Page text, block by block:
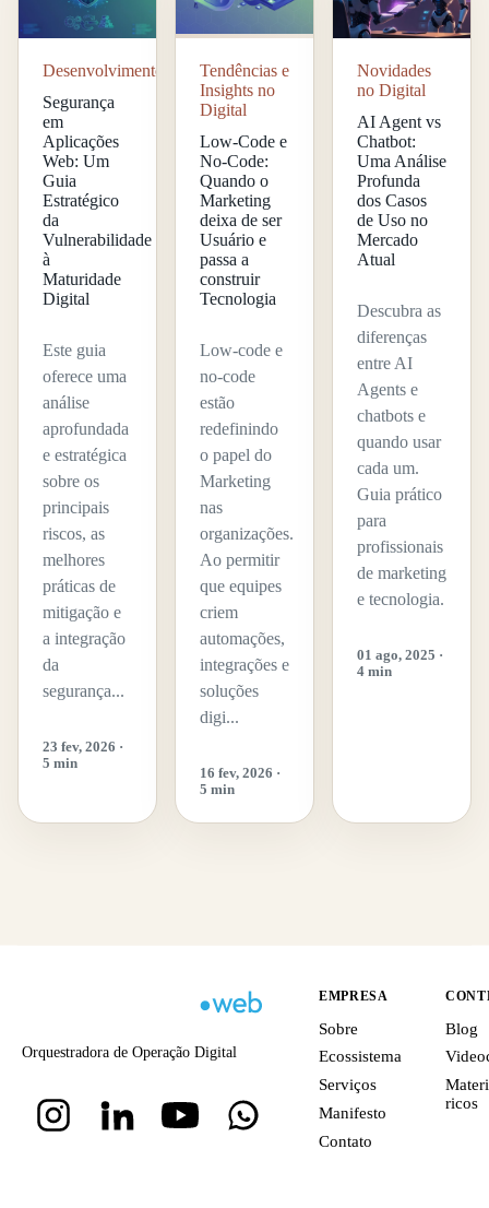
Desenvolvimento
Segurança
em
Aplicações
Web: Um
Guia
Estratégico
da
Vulnerabilidade
à
Maturidade
Digital
Este guia
oferece uma
análise
aprofundada
e estratégica
sobre os
principais
riscos, as
melhores
práticas de
mitigação e
a integração
da
segurança...
23 fev, 2026 ·
5 min
Tendências e
Insights no
Digital
Low-Code e
No-Code:
Quando o
Marketing
deixa de ser
Usuário e
passa a
construir
Tecnologia
Low-code e
no-code
estão
redefinindo
o papel do
Marketing
nas
organizações.
Ao permitir
que equipes
criem
automações,
integrações e
soluções
digi...
16 fev, 2026 ·
5 min
Novidades
no Digital
AI Agent vs
Chatbot:
Uma Análise
Profunda
dos Casos
de Uso no
Mercado
Atual
Descubra as
diferenças
entre AI
Agents e
chatbots e
quando usar
cada um.
Guia prático
para
profissionais
de marketing
e tecnologia.
01 ago, 2025 ·
4 min
Orquestradora de Operação Digital
EMPRESA
Sobre
Ecossistema
Serviços
Manifesto
Contato
Blog
ricos